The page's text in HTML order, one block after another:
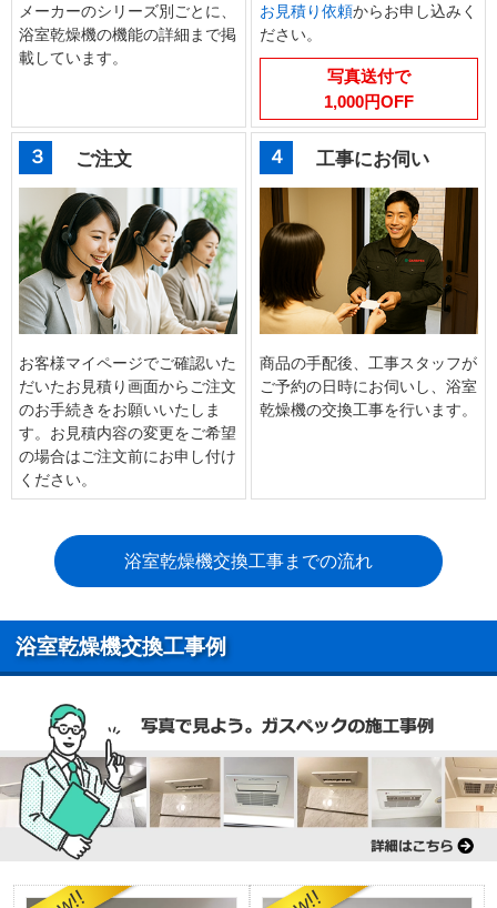
メーカーのシリーズ別ごとに、
浴室乾燥機の機能の詳細まで掲
載しています。
お見積り依頼からお申し込みく
ださい。
写真送付で
1,000円OFF
３ ご注文
お客様マイページでご確認いた
だいたお見積り画面からご注文
のお手続きをお願いいたしま
す。お見積内容の変更をご希望
の場合はご注文前にお申し付け
ください。
４ 工事にお伺い
商品の手配後、工事スタッフが
ご予約の日時にお伺いし、浴室
乾燥機の交換工事を行います。
浴室乾燥機交換工事までの流れ
浴室乾燥機交換工事例